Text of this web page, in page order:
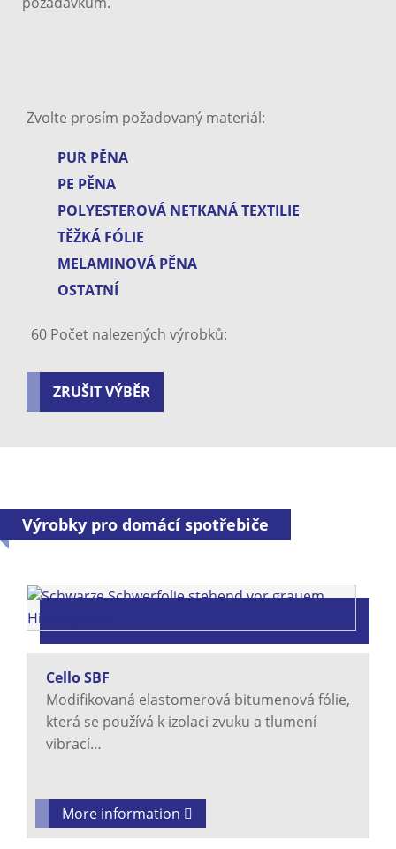
Zvolte prosím požadovaný materiál:
PUR PĚNA
PE PĚNA
POLYESTEROVÁ NETKANÁ TEXTILIE
TĚŽKÁ FÓLIE
MELAMINOVÁ PĚNA
OSTATNÍ
60 Počet nalezených výrobků:
ZRUŠIT VÝBĚR
Výrobky pro domácí spotřebiče
Cello SBF
Modifikovaná elastomerová bitumenová fólie,
která se používá k izolaci zvuku a tlumení
vibrací…
More information